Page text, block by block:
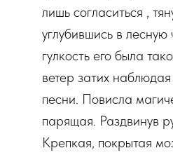
лишь согласиться ,
углубившись в
гулкость его была
ветер затих
песни. Повисла
парящая. Раздвинув
Крепкая, покрытая